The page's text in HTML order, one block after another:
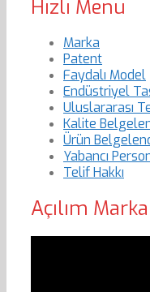
Hızlı Menu
Marka
Patent
Faydalı Model
Endüstriyel
Uluslararası
Kalite
Ürün
Yabancı
Telif Hakkı
Açılım